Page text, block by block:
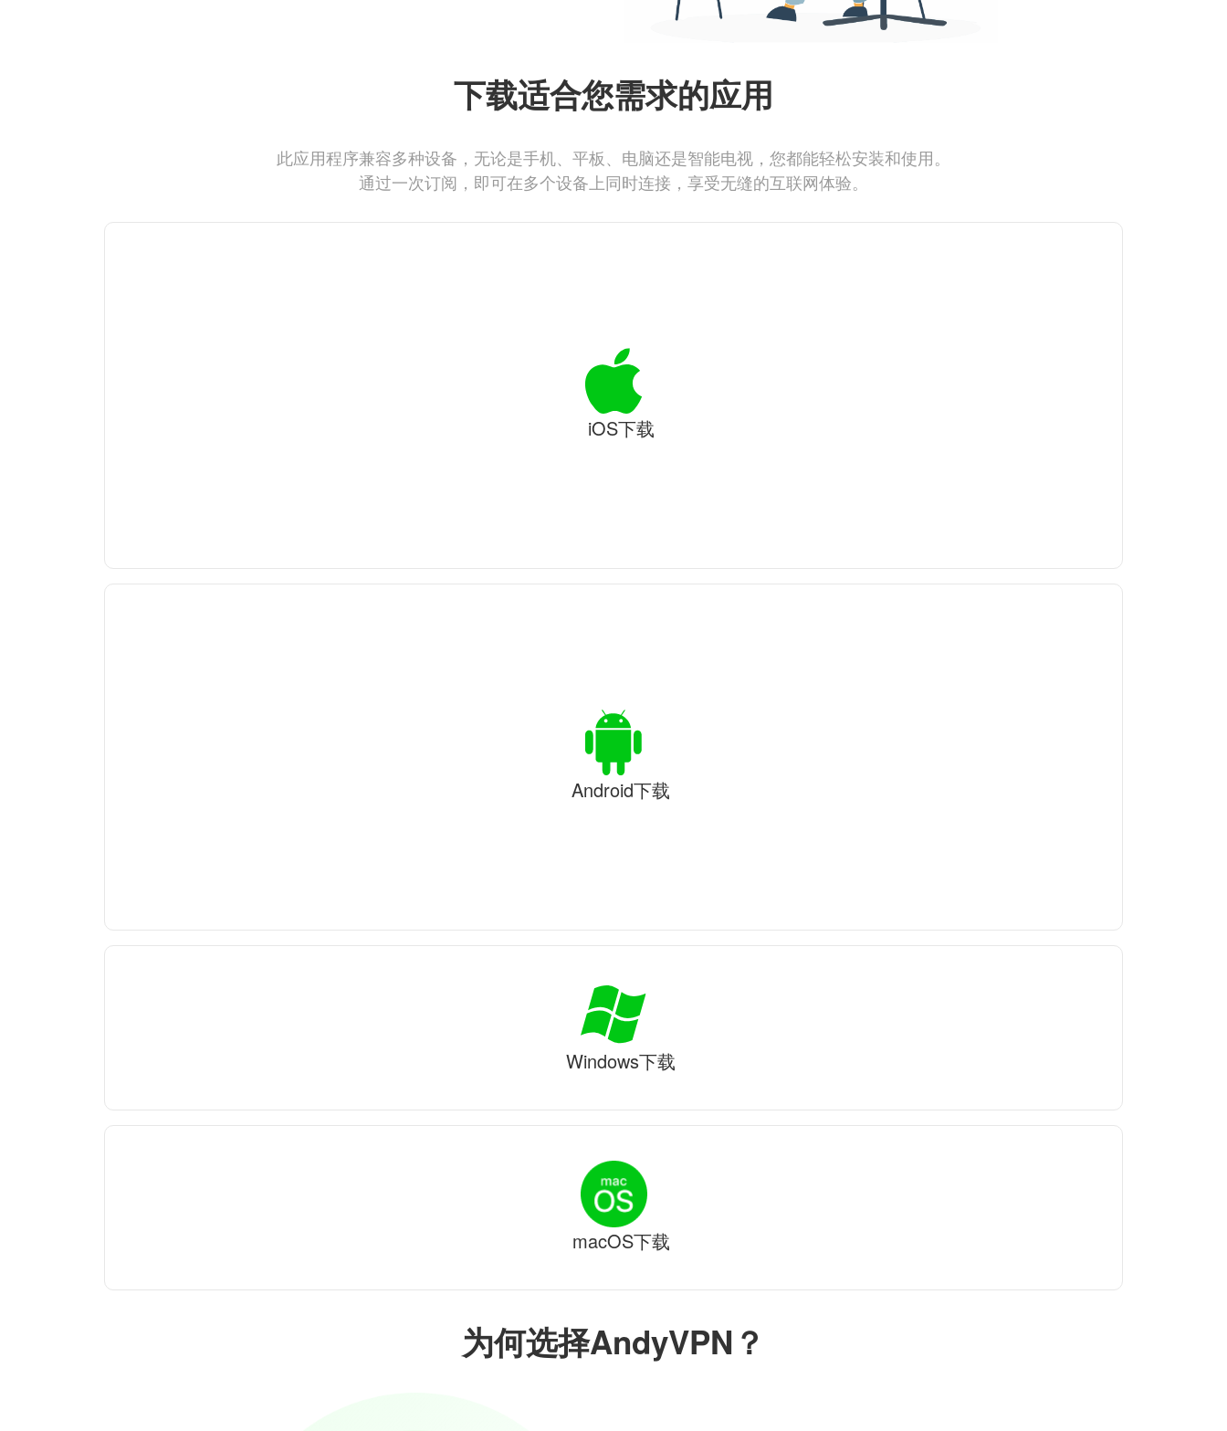
为何选择AndyVPN？
下载适合您需求的应用
此应用程序兼容多种设备，无论是手机、平板、电脑还是智能电视，您都能轻松安装和使用。
通过一次订阅，即可在多个设备上同时连接，享受无缝的互联网体验。
iOS下载
Android下载
Windows下载
macOS下载